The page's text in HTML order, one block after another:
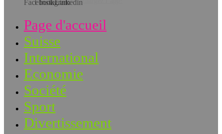
Page d'accueil
Suisse
International
Economie
Société
Sport
Divertissement